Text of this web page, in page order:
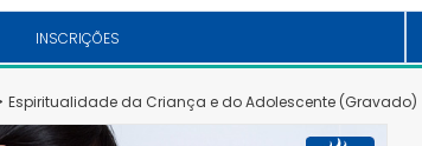
INSCRIÇÕES
Espiritualidade da Criança e do Adolescente (Gravado)